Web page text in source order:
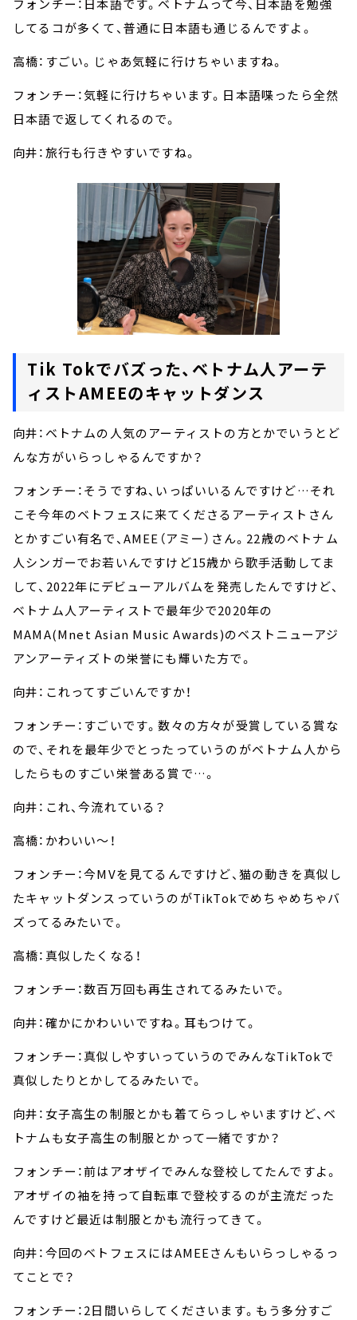
フォンチー：日本語です。ベトナムって今、日本語を勉強
してるコが多くて、普通に日本語も通じるんですよ。
高橋：すごい。じゃあ気軽に行けちゃいますね。
フォンチー：気軽に行けちゃいます。日本語喋ったら全然
日本語で返してくれるので。
向井：旅行も行きやすいですね。
Tik Tokでバズった、ベトナム人アーテ
ィストAMEEのキャットダンス
向井：ベトナムの人気のアーティストの方とかでいうとど
んな方がいらっしゃるんですか？
フォンチー：そうですね、いっぱいいるんですけど…それ
こそ今年のベトフェスに来てくださるアーティストさん
とかすごい有名で、AMEE（アミー）さん。22歳のベトナム
人シンガーでお若いんですけど15歳から歌手活動してま
して、2022年にデビューアルバムを発売したんですけど、
ベトナム人アーティストで最年少で2020年の
MAMA(Mnet Asian Music Awards)のベストニューアジ
アンアーティズトの栄誉にも輝いた方で。
向井：これってすごいんですか！
フォンチー：すごいです。数々の方々が受賞している賞な
ので、それを最年少でとったっていうのがベトナム人から
したらものすごい栄誉ある賞で…。
向井：これ、今流れている？
高橋：かわいい～！
フォンチー：今MVを見てるんですけど、猫の動きを真似し
たキャットダンスっていうのがTikTokでめちゃめちゃバ
ズってるみたいで。
高橋：真似したくなる！
フォンチー：数百万回も再生されてるみたいで。
向井：確かにかわいいですね。耳もつけて。
フォンチー：真似しやすいっていうのでみんなTikTokで
真似したりとかしてるみたいで。
向井：女子高生の制服とかも着てらっしゃいますけど、ベ
トナムも女子高生の制服とかって一緒ですか？
フォンチー：前はアオザイでみんな登校してたんですよ。
アオザイの袖を持って自転車で登校するのが主流だった
んですけど最近は制服とかも流行ってきて。
向井：今回のベトフェスにはAMEEさんもいらっしゃるっ
てことで？
フォンチー：2日間いらしてくださいます。もう多分すご